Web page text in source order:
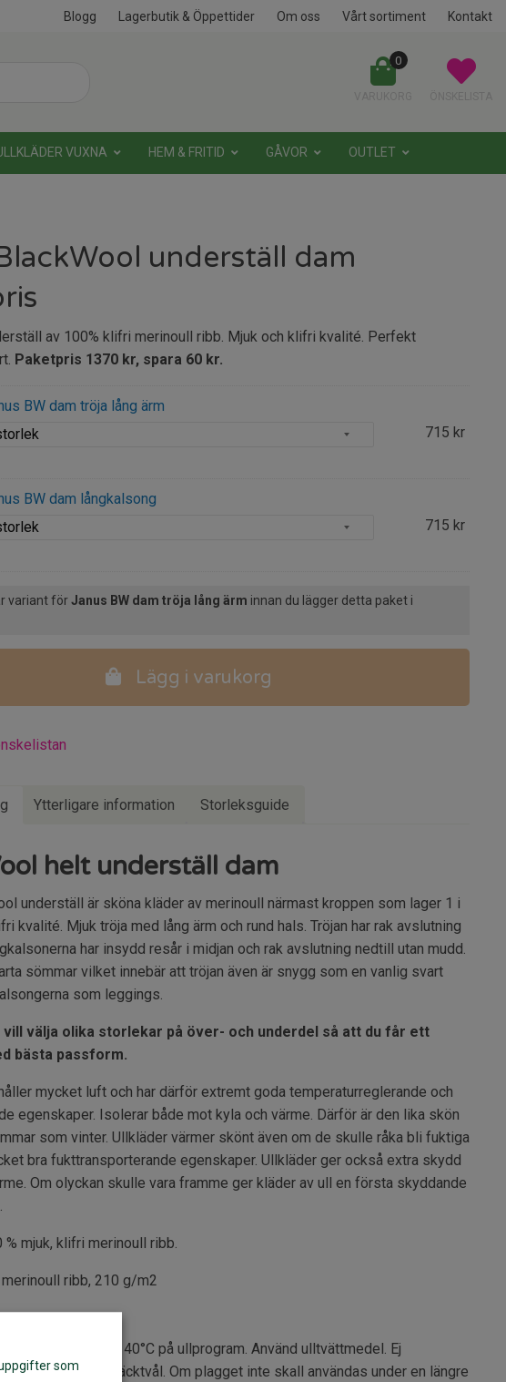
Blogg Lagerbutik & Öppettider Om oss Vårt sortiment Kontakt
0
VUXNA HEM & FRITID GÅVOR OUTLET
underställ dam
av 100% klifri merinoull ribb. Mjuk och klifri kvalité. Perfekt
Paketpris 1370 kr, spara 60 kr.
BW dam tröja lång ärm
715 kr
BW dam långkalsong
715 kr
variant förJanus BW dam tröja lång ärm innan du lägger detta paket i
Lägg i varukorg
Ytterligare information Storleksguide
helt underställ dam
underställ är sköna kläder av merinoull närmast kroppen som lager 1 i
kvalité. Mjuk tröja med lång ärm och rund hals. Tröjan har rak avslutning
har insydd resår i midjan och rak avslutning nedtill utan mudd.
sömmar vilket innebär att tröjan även är snygg som en vanlig svart
som leggings.
vill välja olika storlekar på över- och underdel så att du får ett
bästa passform.
mycket luft och har därför extremt goda temperaturreglerande och
egenskaper. Isolerar både mot kyla och värme. Därför är den lika skön
som vinter. Ullkläder värmer skönt även om de skulle råka bli fuktiga
bra fukttransporterande egenskaper. Ullkläder ger också extra skydd
Om olyckan skulle vara framme ger kläder av ull en första skyddande
% mjuk, klifri merinoull ribb.
merinoull ribb, 210 g/m2
Maskinvätt 40°C på ullprogram. Använd ulltvättmedel. Ej
fläckar används fläcktvål. Om plagget inte skall användas under en längre
som